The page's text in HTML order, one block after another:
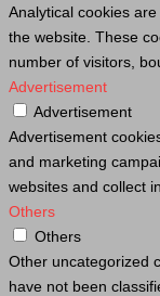
Analytical cookies
the website. These
number of visitors,
Advertisement
Advertisement
Advertisement
and marketing
websites and collect
Others
Others
Other uncategorized
have not been